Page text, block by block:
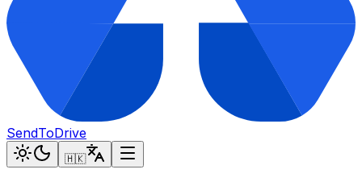
SendToDrive
🇭🇰